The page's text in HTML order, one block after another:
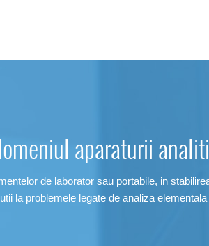
aparaturii
de laborator sau portabile, in
la problemele legate de analiza